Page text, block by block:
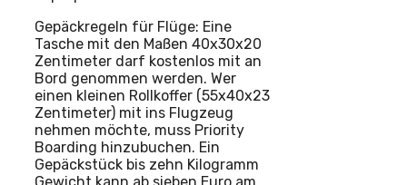
Gepäckregeln für Flüge: Eine
Tasche mit den Maßen 40x30x20
Zentimeter darf kostenlos mit an
Bord genommen werden. Wer
einen kleinen Rollkoffer (55x40x23
Zentimeter) mit ins Flugzeug
nehmen möchte, muss Priority
Boarding hinzubuchen. Ein
Gepäckstück bis zehn Kilogramm